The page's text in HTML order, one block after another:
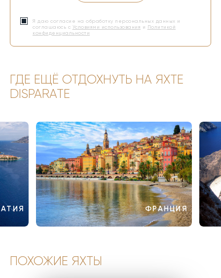
Я даю согласие на обработку персональных данных и
соглашаюсь с Условиями использования и Политикой
конфиденциальности
ГДЕ ЕЩЁ ОТДОХНУТЬ НА ЯХТЕ
DISPARATE
ФРАНЦИЯ
ПОХОЖИЕ ЯХТЫ